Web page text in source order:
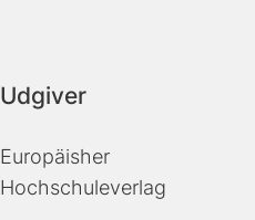
Udgiver
Europäisher
Hochschuleverlag